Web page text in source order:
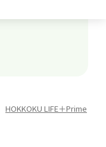
HOKKOKU LIFE＋Prime